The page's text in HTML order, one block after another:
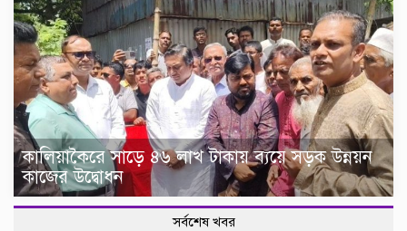
কালিয়াকৈরে সাড়ে ৪৬ লাখ টাকায় ব্যয়ে সড়ক উন্নয়ন
কাজের উদ্বোধন
সর্বশেষ খবর